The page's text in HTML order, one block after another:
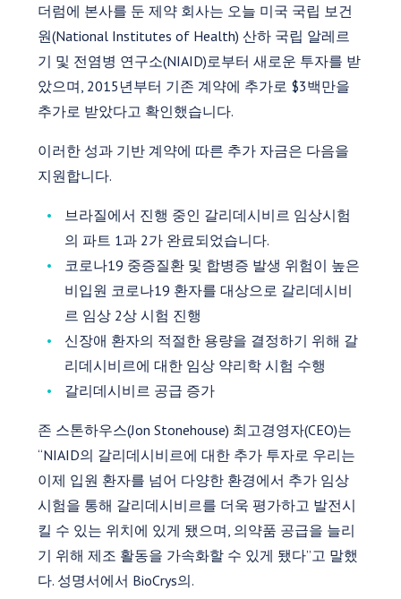
더럼에 본사를 둔 제약 회사는 오늘 미국 국립 보건
원(National Institutes of Health) 산하 국립 알레르
기 및 전염병 연구소(NIAID)로부터 새로운 투자를 받
았으며, 2015년부터 기존 계약에 추가로 $3백만을
추가로 받았다고 확인했습니다.
이러한 성과 기반 계약에 따른 추가 자금은 다음을
지원합니다.
브라질에서 진행 중인 갈리데시비르 임상시험
의 파트 1과 2가 완료되었습니다.
코로나19 중증질환 및 합병증 발생 위험이 높은
비입원 코로나19 환자를 대상으로 갈리데시비
르 임상 2상 시험 진행
신장애 환자의 적절한 용량을 결정하기 위해 갈
리데시비르에 대한 임상 약리학 시험 수행
갈리데시비르 공급 증가
존 스톤하우스(Jon Stonehouse) 최고경영자(CEO)는
“NIAID의 갈리데시비르에 대한 추가 투자로 우리는
이제 입원 환자를 넘어 다양한 환경에서 추가 임상
시험을 통해 갈리데시비르를 더욱 평가하고 발전시
킬 수 있는 위치에 있게 됐으며, 의약품 공급을 늘리
기 위해 제조 활동을 가속화할 수 있게 됐다”고 말했
다. 성명서에서 BioCrys의.